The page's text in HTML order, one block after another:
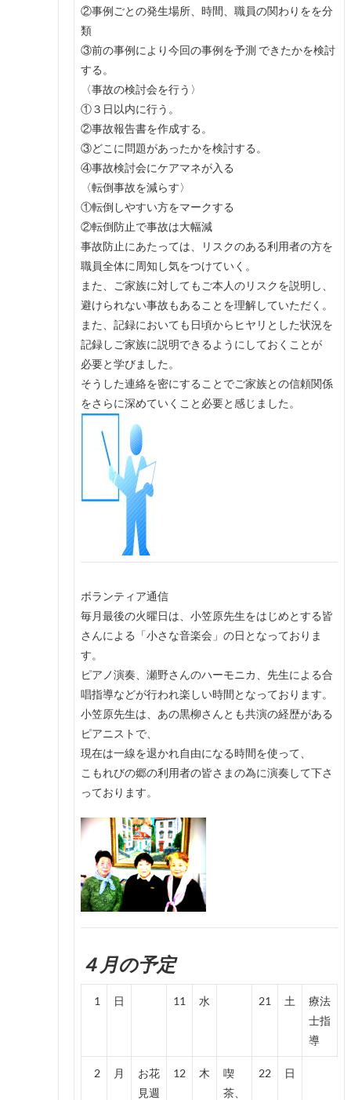
②事例ごとの発生場所、時間、職員の関わりをを分
類
③前の事例により今回の事例を予測 できたかを検討
する。
〈事故の検討会を行う〉
①３日以内に行う。
②事故報告書を作成する。
③どこに問題があったかを検討する。
④事故検討会にケアマネが入る
〈転倒事故を減らす〉
①転倒しやすい方をマークする
②転倒防止で事故は大幅減
事故防止にあたっては、リスクのある利用者の方を
職員全体に周知し気をつけていく。
また、ご家族に対してもご本人のリスクを説明し、
避けられない事故もあることを理解していただく。
また、記録においても日頃からヒヤリとした状況を
記録しご家族に説明できるようにしておくことが
必要と学びました。
そうした連絡を密にすることでご家族との信頼関係
をさらに深めていくこと必要と感じました。
ボランティア通信
毎月最後の火曜日は、小笠原先生をはじめとする皆
さんによる「小さな音楽会」の日となっておりま
す。
ピアノ演奏、瀬野さんのハーモニカ、先生による合
唱指導などが行われ楽しい時間となっております。
小笠原先生は、あの黒柳さんとも共演の経歴がある
ピアニストで、
現在は一線を退かれ自由になる時間を使って、
こもれびの郷の利用者の皆さまの為に演奏して下さ
っております。
４月の予定
1 日 11 水 21 土
療法
士指
導
2 月
お花
見週
12 木
喫
茶、
22 日